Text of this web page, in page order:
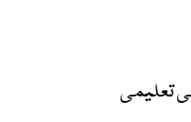
تعلیمی